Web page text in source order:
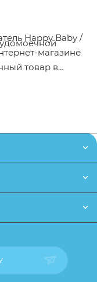
Happy Baby /
магазине
товар в
на
и т.д., не